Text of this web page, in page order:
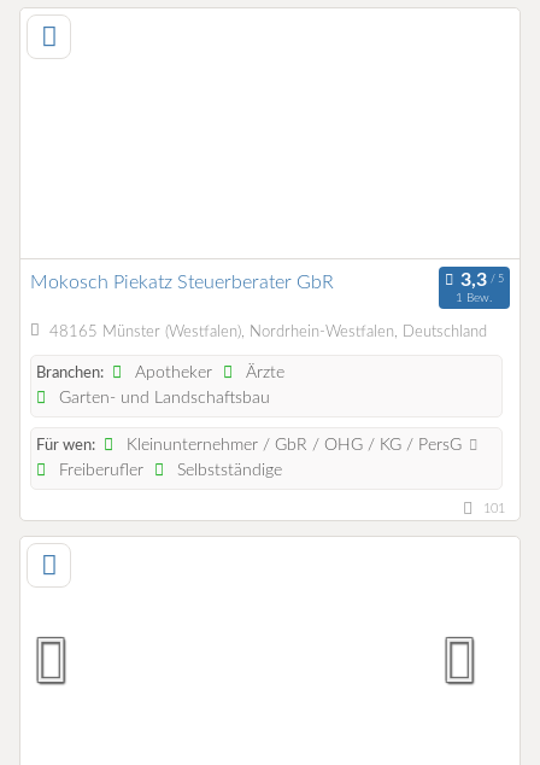
Mokosch Piekatz Steuerberater GbR
1 Bew.
48165 Münster (Westfalen), Nordrhein-Westfalen, Deutschland
Branchen: Apotheker
Ärzte
Garten- und Landschaftsbau
Für wen:
Kleinunternehmer / GbR / OHG / KG / PersG
Freiberufler
Selbstständige
101